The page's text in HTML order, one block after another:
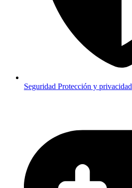
Seguridad Protección y privacidad